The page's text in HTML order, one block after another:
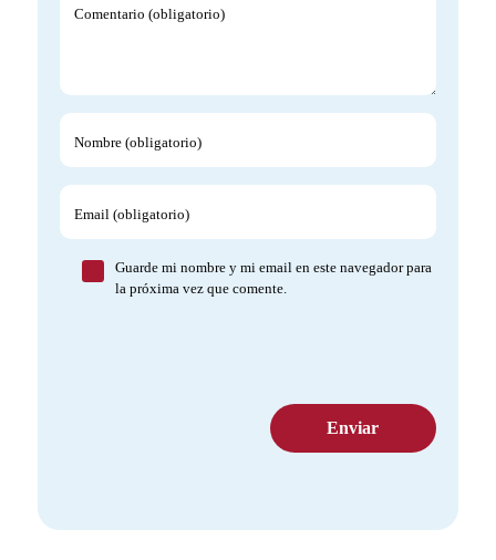
Comentario (obligatorio)
Nombre (obligatorio)
Email (obligatorio)
Guarde mi nombre y mi email en este navegador para
la próxima vez que comente.